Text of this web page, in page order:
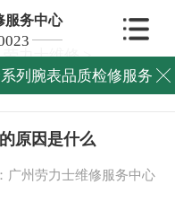
服务中心
列腕表品质检修服务 
劳力士维修>
原因是什么
广州劳力士维修服务中心